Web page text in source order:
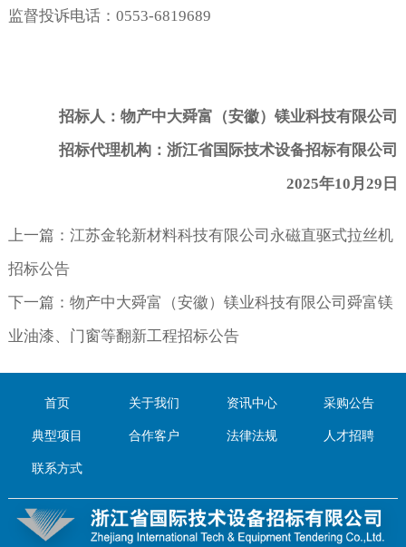
监督投诉电话：0553-6819689
招标人：物产中大舜富（安徽）镁业科技有限公司
招标代理机构：浙江省国际技术设备招标有限公司
2025年10 月29 日
上一篇： 江苏金轮新材料科技有限公司永磁直驱式拉丝机
招标公告
下一篇： 物产中大舜富（安徽）镁业科技有限公司舜富镁
业油漆、门窗等翻新工程招标公告
首页 关于我们 资讯中心 采购公告
典型项目 合作客户 法律法规 人才招聘
联系方式